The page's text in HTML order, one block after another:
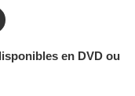
en DVD ou